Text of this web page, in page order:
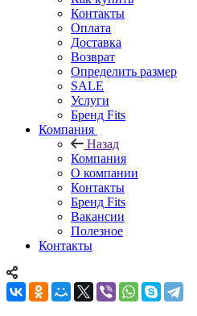
Контакты
Оплата
Доставка
Возврат
Определить размер
SALE
Услуги
Бренд Fits
Компания
Назад
Компания
О компании
Контакты
Бренд Fits
Вакансии
Полезное
Контакты